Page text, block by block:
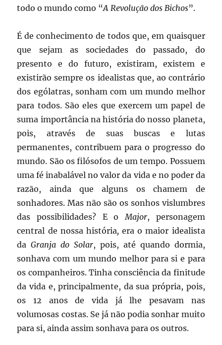
todo o mundo como “A Revolução dos Bichos”.
É de conhecimento de todos que, em quaisquer
que sejam as sociedades do passado, do
presento e do futuro, existiram, existem e
existirão sempre os idealistas que, ao contrário
dos ególatras, sonham com um mundo melhor
para todos. São eles que exercem um papel de
suma importância na história do nosso planeta,
pois, através de suas buscas e lutas
permanentes, contribuem para o progresso do
mundo. São os filósofos de um tempo. Possuem
uma fé inabalável no valor da vida e no poder da
razão, ainda que alguns os chamem de
sonhadores. Mas não são os sonhos vislumbres
das possibilidades? E o Major, personagem
central de nossa história,era o maior idealista
daGranja do Solar, pois, até quando dormia,
sonhava com um mundo melhor para si e para
os companheiros. Tinha consciência da finitude
da vida e, principalmente, da sua própria, pois,
os 12 anos de vida já lhe pesavam nas
volumosas costas. Se já não podia sonhar muito
para si, ainda assim sonhava para os outros.